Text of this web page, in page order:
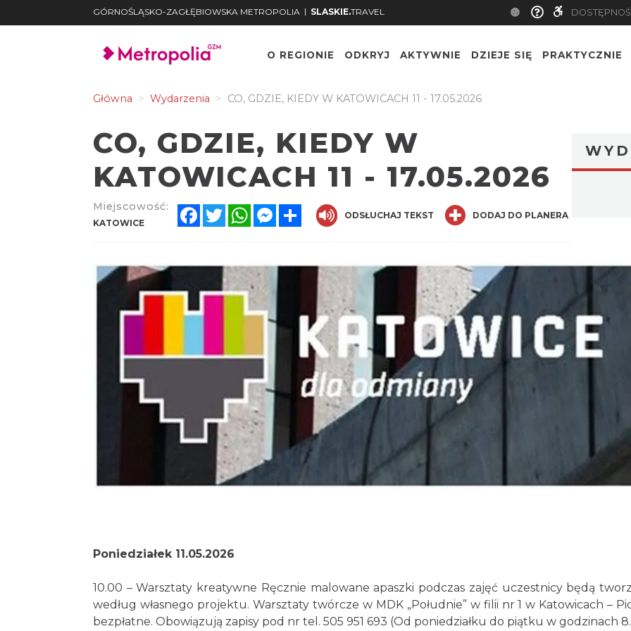
GÓRNOŚLĄSKO-ZAGŁĘBIOWSKA METROPOLIA | SLASKIE.TRAVEL
O REGIONIE ODKRYJ AKTYWNIE DZIEJE SIĘ PRAKTYCZNIE
Główna Wydarzenia CO, GDZIE, KIEDY W KATOWICACH 11 - 17.05.2026
CO, GDZIE, KIEDY W
KATOWICACH 11 - 17.05.2026
Miejscowość:
KATOWICE
FacebookTwitterWhatsAppMessenger
Share ODSŁUCHAJ TEKST DODAJ DO PLANERA
Poniedziałek 11.05.2026
10.00 – Warsztaty kreatywne Ręcznie malowane apaszki podczas zajęć uczestnicy będą
według własnego projektu. Warsztaty twórcze w MDK „Południe” w filii nr 1 w Katowicach –
bezpłatne. Obowiązują zapisy pod nr tel. 505 951 693 (Od poniedziałku do piątku w godzinach